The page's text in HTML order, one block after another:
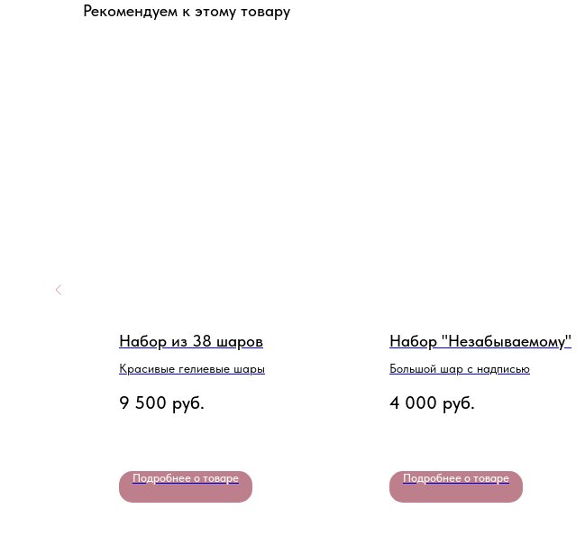
Рекомендуем к этому товару
Набор из 38 шаров
Красивые гелиевые шары
9 500 руб.
Подробнее о товаре
Набор "Незабываемому"
Большой шар с надписью
4 000 руб.
Подробнее о товаре